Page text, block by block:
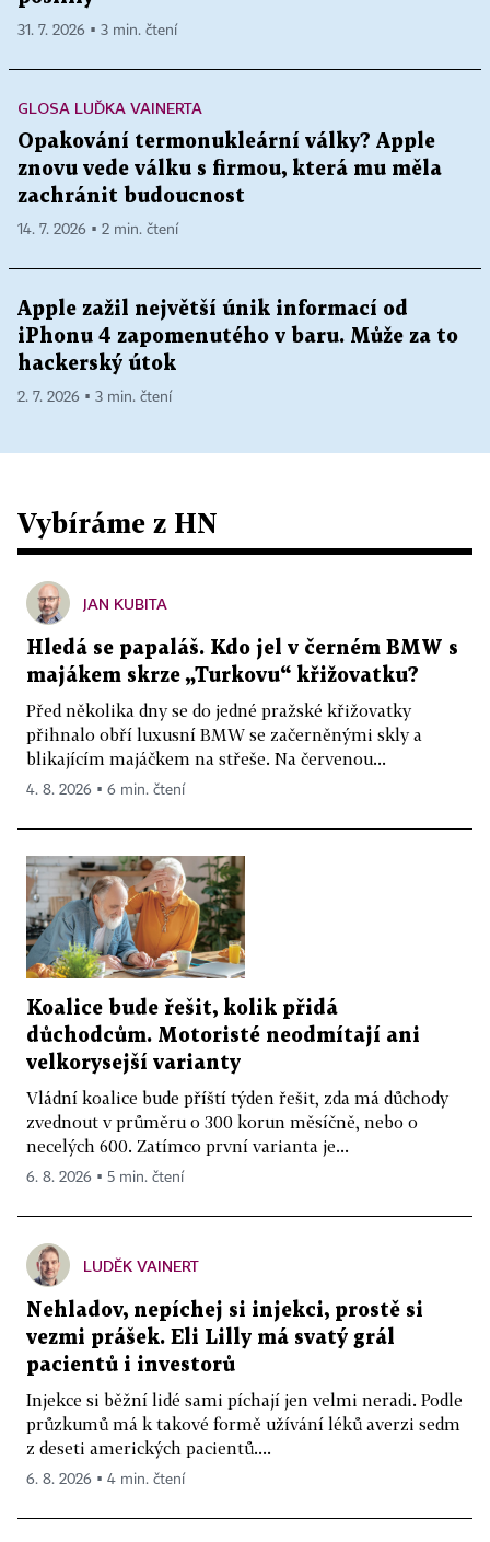
31. 7. 2026 ▪ 3 min. čtení
GLOSA LUĎKA VAINERTA
Opakování termonukleární války? Apple
znovu vede válku s firmou, která mu měla
zachránit budoucnost
14. 7. 2026 ▪ 2 min. čtení
Apple zažil největší únik informací od
iPhonu 4 zapomenutého v baru. Může za to
hackerský útok
2. 7. 2026 ▪ 3 min. čtení
Vybíráme z HN
JAN KUBITA
Hledá se papaláš. Kdo jel v černém BMW s
majákem skrze „Turkovu“ křižovatku?
Před několika dny se do jedné pražské křižovatky
přihnalo obří luxusní BMW se začerněnými skly a
blikajícím majáčkem na střeše. Na červenou...
4. 8. 2026 ▪ 6 min. čtení
Koalice bude řešit, kolik přidá
důchodcům. Motoristé neodmítají ani
velkorysejší varianty
Vládní koalice bude příští týden řešit, zda má důchody
zvednout v průměru o 300 korun měsíčně, nebo o
necelých 600. Zatímco první varianta je...
6. 8. 2026 ▪ 5 min. čtení
LUDĚK VAINERT
Nehladov, nepíchej si injekci, prostě si
vezmi prášek. Eli Lilly má svatý grál
pacientů i investorů
Injekce si běžní lidé sami píchají jen velmi neradi. Podle
průzkumů má k takové formě užívání léků averzi sedm
z deseti amerických pacientů....
6. 8. 2026 ▪ 4 min. čtení